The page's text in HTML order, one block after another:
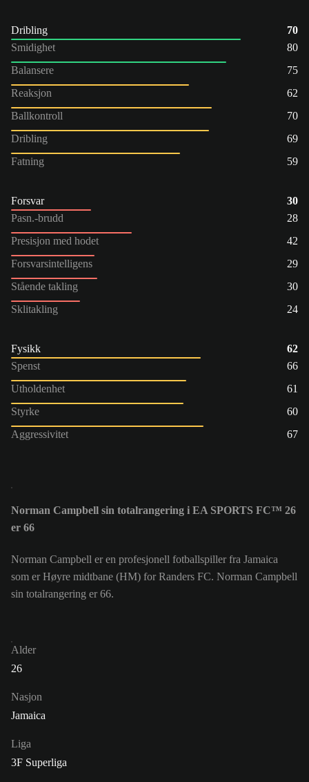
Dribling
70
Smidighet
80
Balansere
75
Reaksjon
62
Ballkontroll
70
Dribling
69
Fatning
59
Forsvar
30
Pasn.-brudd
28
Presisjon med hodet
42
Forsvarsintelligens
29
Stående takling
30
Sklitakling
24
Fysikk
62
Spenst
66
Utholdenhet
61
Styrke
60
Aggressivitet
67
Norman Campbell sin totalrangering i EA SPORTS FC™ 26
er 66
Norman Campbell er en profesjonell fotballspiller fra Jamaica
som er Høyre midtbane (HM) for Randers FC. Norman Campbell
sin totalrangering er 66.
Alder
26
Nasjon
Jamaica
Liga
3F Superliga